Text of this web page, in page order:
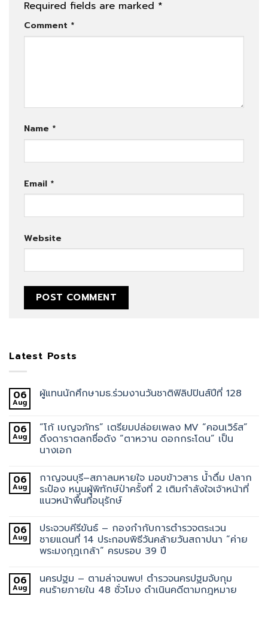
Required fields are marked *
Comment *
Name *
Email *
Website
Latest Posts
06
Aug
ผู้แทนนักศึกษามธ.ร่วมงานวันชาติฟิลิปปินส์ปีที่ 128
06
Aug
“โก้ เบญจภัทร” เตรียมปล่อยเพลง MV “คอนเวิร์ส”
ดึงดาราตลกชื่อดัง “ตาหวาน ดอกกระโดน” เป็น
นางเอก
06
Aug
กาญจนบุรี–สภาลมหายใจ มอบข้าวสาร น้ำดื่ม ปลาก
ระป๋อง หนุนผู้พิทักษ์ป่าครั้งที่ 2 เติมกำลังใจเจ้าหน้าที่
แนวหน้าพื้นที่อนุรักษ์
06
Aug
ประจวบคีรีขันธ์ – กองกำกับการตำรวจตระเวน
ชายแดนที่ 14 ประกอบพิธีวันคล้ายวันสถาปนา “ค่าย
พระมงกุฎเกล้า” ครบรอบ 39 ปี
06
Aug
นครปฐม – ตามล่าจนพบ! ตำรวจนครปฐมจับกุม
คนร้ายภายใน 48 ชั่วโมง ดำเนินคดีตามกฎหมาย